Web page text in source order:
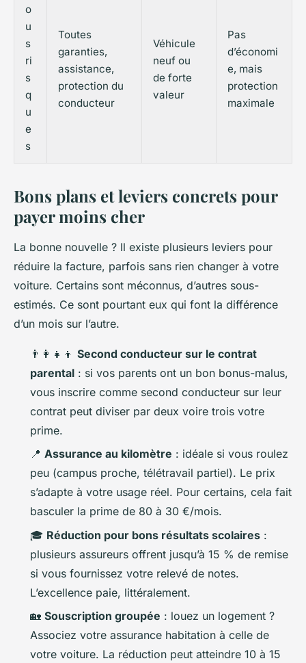
o
u
s
ri
s
q
u
e
s
Toutes
garanties,
assistance,
protection du
conducteur
Véhicule
neuf ou
de forte
valeur
Pas
d’économi
e, mais
protection
maximale
Bons plans et leviers concrets pour
payer moins cher
La bonne nouvelle ? Il existe plusieurs leviers pour
réduire la facture, parfois sans rien changer à votre
voiture. Certains sont méconnus, d’autres sous-
estimés. Ce sont pourtant eux qui font la différence
d’un mois sur l’autre.
👨‍👩‍👧‍👦 Second conducteur sur le contrat
parental : si vos parents ont un bon bonus-malus,
vous inscrire comme second conducteur sur leur
contrat peut diviser par deux voire trois votre
prime.
📍 Assurance au kilomètre : idéale si vous roulez
peu (campus proche, télétravail partiel). Le prix
s’adapte à votre usage réel. Pour certains, cela fait
basculer la prime de 80 à 30 €/mois.
🎓 Réduction pour bons résultats scolaires :
plusieurs assureurs offrent jusqu’à 15 % de remise
si vous fournissez votre relevé de notes.
L’excellence paie, littéralement.
🏡 Souscription groupée : louez un logement ?
Associez votre assurance habitation à celle de
votre voiture. La réduction peut atteindre 10 à 15